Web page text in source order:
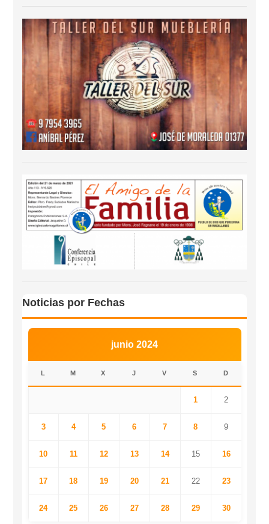
Noticias por Fechas
junio 2024
L M X J V S D
1 2
3 4 5 6 7 8 9
10 11 12 13 14 15 16
17 18 19 20 21 22 23
24 25 26 27 28 29 30